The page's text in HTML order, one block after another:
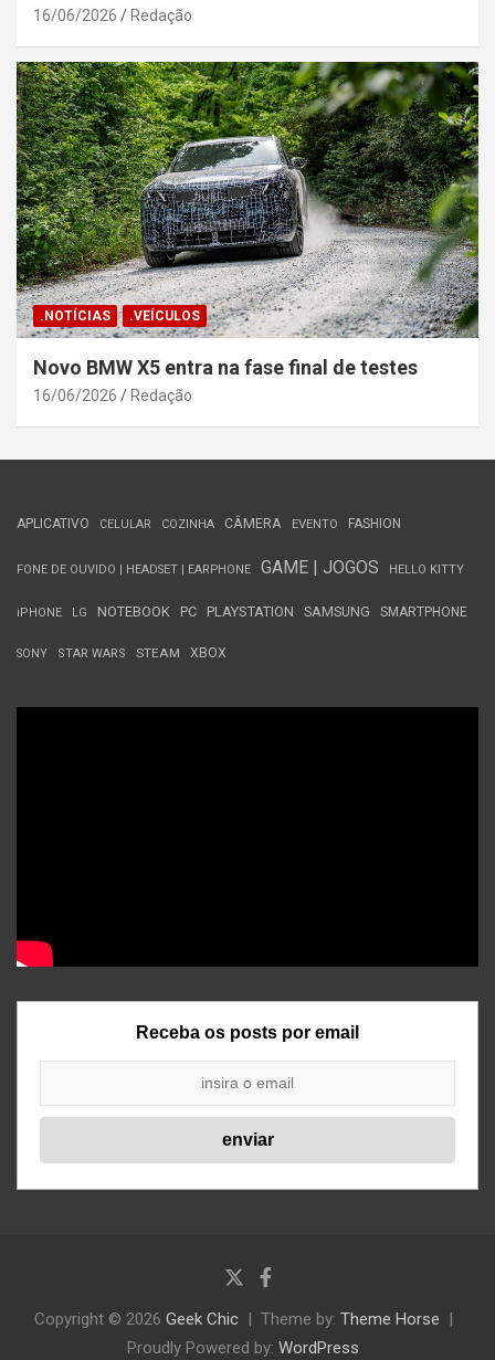
16/06/2026 Redação
.NOTÍCIAS .VEÍCULOS
Novo BMW X5 entra na fase final de testes
16/06/2026 Redação
APLICATIVO CELULAR COZINHA CÂMERA EVENTO FASHION
FONE DE OUVIDO | HEADSET | EARPHONE GAME | JOGOS HELLO KITTY
iPHONE LG NOTEBOOK PC PLAYSTATION SAMSUNG SMARTPHONE
SONY STAR WARS STEAM XBOX
Receba os posts por email
Copyright © 2026 Geek Chic Theme by: Theme Horse
Proudly Powered by: WordPress